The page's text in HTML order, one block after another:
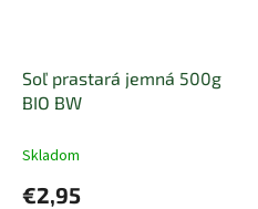
Soľ prastará jemná 500g
BIO BW
Skladom
€2,95